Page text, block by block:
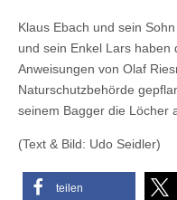
Klaus Ebach und sein
und sein Enkel Lars haben
Anweisungen von Olaf
Naturschutzbehörde
seinem Bagger die Löcher
(Text & Bild: Udo Seidler)
teilen